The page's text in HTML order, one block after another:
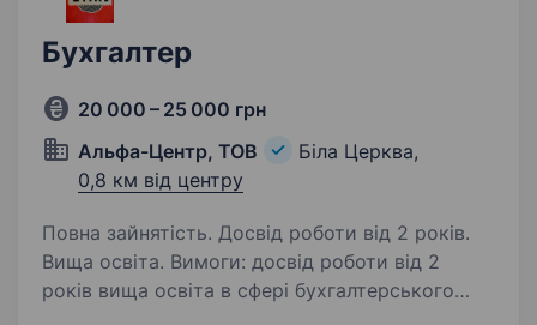
Бухгалтер
20 000 – 25 000 грн
Альфа-Центр, ТОВ
Біла Церква,
0,8 км від центру
Повна зайнятість. Досвід роботи від 2 років.
Вища освіта. Вимоги: досвід роботи від 2
років вища освіта в сфері бухгалтерського